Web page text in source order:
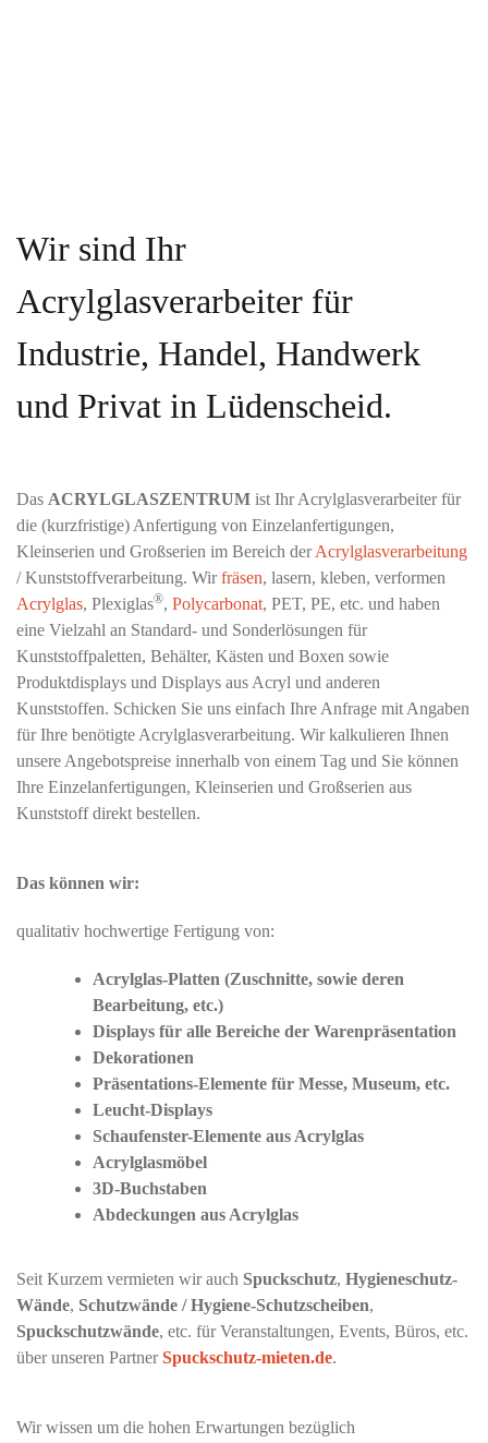
Wir sind Ihr
Acrylglasverarbeiter für
Industrie, Handel, Handwerk
und Privat in Lüdenscheid.
Das ACRYLGLASZENTRUM ist Ihr Acrylglasverarbeiter für
die (kurzfristige) Anfertigung von Einzelanfertigungen,
Kleinserien und Großserien im Bereich derAcrylglasverarbeitung
/ Kunststoffverarbeitung. Wirfräsen, lasern, kleben, verformen
Acrylglas, Plexiglas®, Polycarbonat, PET, PE, etc. und haben
eine Vielzahl an Standard- und Sonderlösungen für
Kunststoffpaletten, Behälter, Kästen und Boxen sowie
Produktdisplays und Displays aus Acryl und anderen
Kunststoffen. Schicken Sie uns einfach Ihre Anfrage mit Angaben
für Ihre benötigte Acrylglasverarbeitung. Wir kalkulieren Ihnen
unsere Angebotspreise innerhalb von einem Tag und Sie können
Ihre Einzelanfertigungen, Kleinserien und Großserien aus
Kunststoff direkt bestellen.
Das können wir:
qualitativ hochwertige Fertigung von:
Acrylglas-Platten (Zuschnitte, sowie deren
Bearbeitung, etc.)
Displays für alle Bereiche der Warenpräsentation
Dekorationen
Präsentations-Elemente für Messe, Museum, etc.
Leucht-Displays
Schaufenster-Elemente aus Acrylglas
Acrylglasmöbel
3D-Buchstaben
Abdeckungen aus Acrylglas
Seit Kurzem vermieten wir auch Spuckschutz, Hygieneschutz-
Wände, Schutzwände / Hygiene-Schutzscheiben,
Spuckschutzwände, etc. für Veranstaltungen, Events, Büros, etc.
über unseren PartnerSpuckschutz-mieten.de.
Wir wissen um die hohen Erwartungen bezüglich